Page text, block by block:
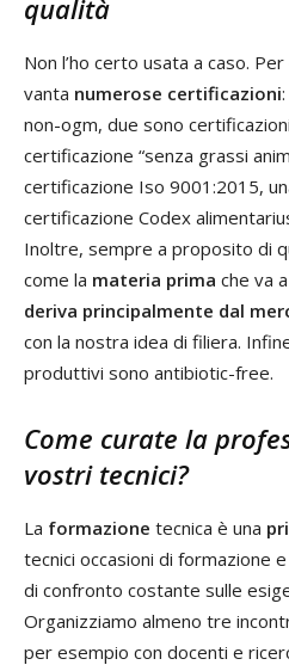
qualità
Non l’ho certo usata a caso.
vanta numerose certificazioni
non-ogm, due sono
certificazione “senza grassi
certificazione Iso 9001:2015,
certificazione Codex
Inoltre, sempre a proposito di
come la materia prima che va
deriva principalmente dal
con la nostra idea di filiera.
produttivi sono antibiotic-free.
Come curate la
vostri tecnici?
La formazione tecnica è una
tecnici occasioni di formazione
di confronto costante sulle
Organizziamo almeno tre
per esempio con docenti e